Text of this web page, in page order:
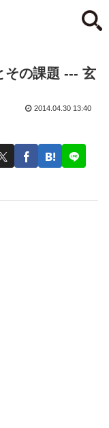
その課題 --- 玄
2014.04.30 13:40